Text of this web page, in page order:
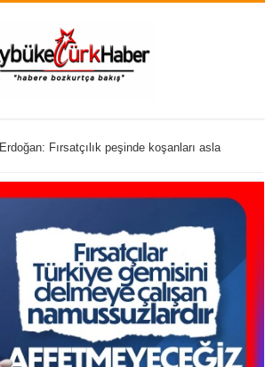
Erdoğan: Fırsatçılık peşinde koşanları asla